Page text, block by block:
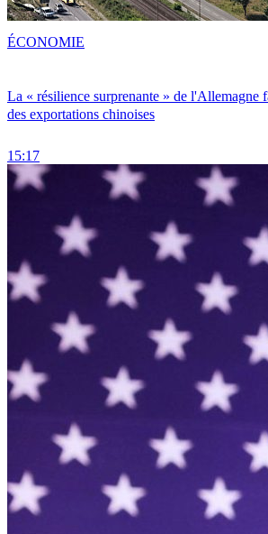
La « résilience surprenante » de l'Allemagne
des exportations chinoises
15:17
ÉCONOMIE